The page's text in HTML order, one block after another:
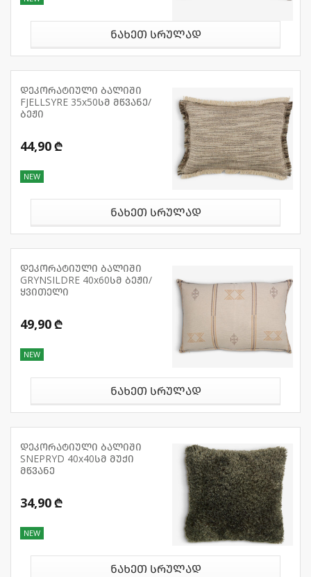
ნახეთ სრულად
დეკორატიული ბალიში
FJELLSYRE 35x50სმ მწვანე/
ბეჟი
44,90 ₾
NEW
ნახეთ სრულად
დეკორატიული ბალიში
GRYNSILDRE 40x60სმ ბეჟი/
ყვითელი
49,90 ₾
NEW
ნახეთ სრულად
დეკორატიული ბალიში
SNEPRYD 40x40სმ მუქი
მწვანე
34,90 ₾
NEW
ნახეთ სრულად